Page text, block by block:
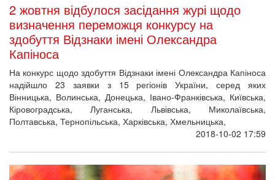
2 жовтня відбулося засідання журі щодо
визначення переможця конкурсу на
здобуття Відзнаки імені Олександра
Капіноса
На конкурс щодо здобуття Відзнаки імені Олександра Капіноса
надійшло 23 заявки з 15 регіонів України, серед яких
Вінницька, Волинська, Донецька, Івано-Франківська, Київська,
Кіровоградська, Луганська, Львівська, Миколаївська,
Полтавська, Тернопільська, Харківська, Хмельницька,
2018-10-02 17:59